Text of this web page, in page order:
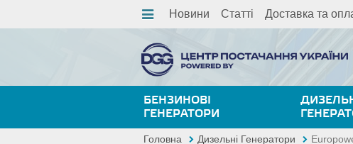
Новини Статті Доставка та
БЕНЗИНОВІ
ГЕНЕРАТОРИ
Головна Дизельні Генератори